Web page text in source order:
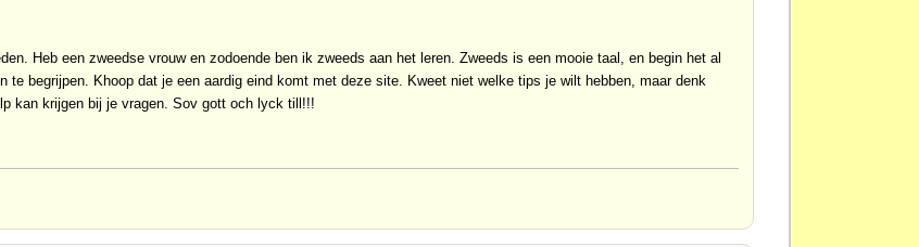
Heb een zweedse vrouw en zodoende ben ik zweeds aan het leren. Zweeds is een mooie taal, en begin het al
te begrijpen. Khoop dat je een aardig eind komt met deze site. Kweet niet welke tips je wilt hebben, maar denk
kan krijgen bij je vragen. Sov gott och lyck till!!!